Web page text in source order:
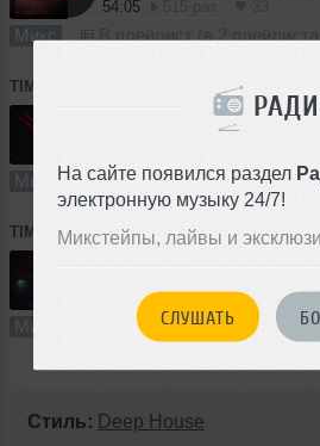
На сайте появился раздел
электронную музыку 24/7!
Микстейпы, лайвы и
СЛУШАТЬ
54:05
Микс В плейлист (в 2
TIMUR SOUL STARLIGHT [Deep\Prog]
Микс В плейлист (в 1
TIMUR SOUL ➝NIGHT DESIRES
232 раза
Микс В плейлист
Стиль: Deep House